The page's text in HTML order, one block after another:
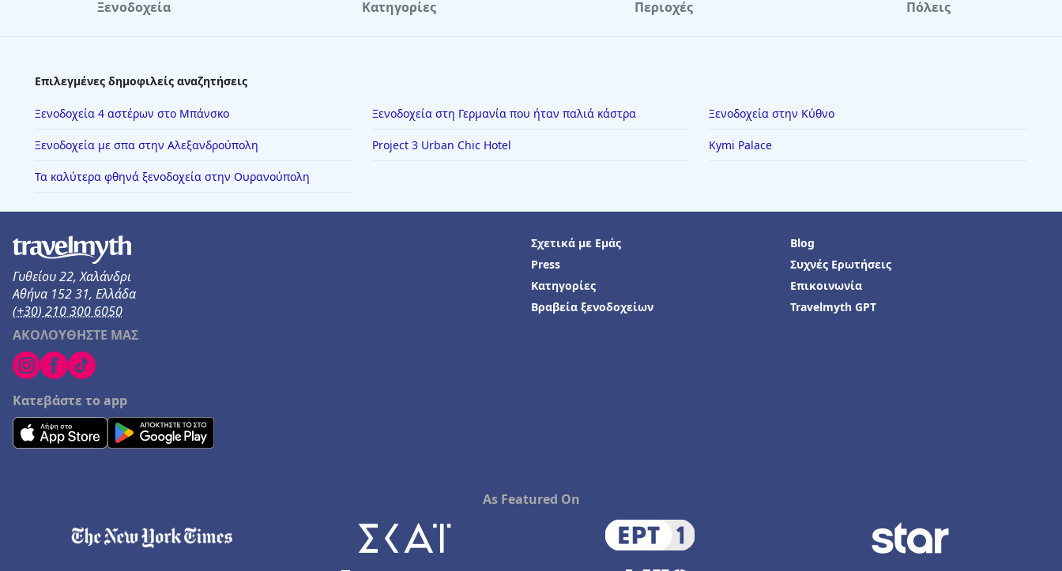
Ξενοδοχεία Κατηγορίες Περιοχές Πόλεις
Επιλεγμένες δημοφιλείς αναζητήσεις
Ξενοδοχεία 4 αστέρων στο Μπάνσκο Ξενοδοχεία στη Γερμανία που ήταν παλιά κάστρα Ξενοδοχεία στην Κύθνο
Ξενοδοχεία με σπα στην Αλεξανδρούπολη Project 3 Urban Chic Hotel Kymi Palace
Τα καλύτερα φθηνά ξενοδοχεία στην Ουρανούπολη
Γυθείου 22, Χαλάνδρι
Αθήνα 152 31, Ελλάδα
(+30) 210 300 6050
ΑΚΟΛΟΥΘΗΣΤΕ ΜΑΣ
Κατεβάστε το app
Σχετικά με Εμάς
Press
Κατηγορίες
Βραβεία ξενοδοχείων
Blog
Συχνές Ερωτήσεις
Επικοινωνία
Travelmyth GPT
As Featured On